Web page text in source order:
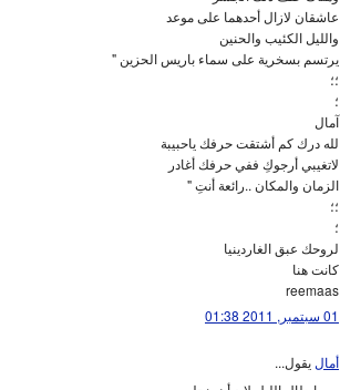
عاشقان لازال أحدهما على موعد
والليل الكئيب والحنين
يرتسم بسخرية على سماء باريس الحزين "
؛؛
؛
آمال
لله درك كم أشتقت حرفك ياحبيبة
لاتغيبي أرجوكِ ففي حرفك أغادر
الزمان والمكان ..رائعة أنتِ "
؛؛
؛
لروحك عبق الغاردينيا
كانت هنا
reemaas
01 سبتمبر, 2011 01:38
أمال يقول...